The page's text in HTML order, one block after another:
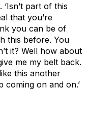
‘Isn’t part of this
that you’re
you can be of
this before. You
it? Well how about
me my belt back.
this another
coming on and on.’